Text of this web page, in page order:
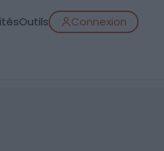
Outils Connexion